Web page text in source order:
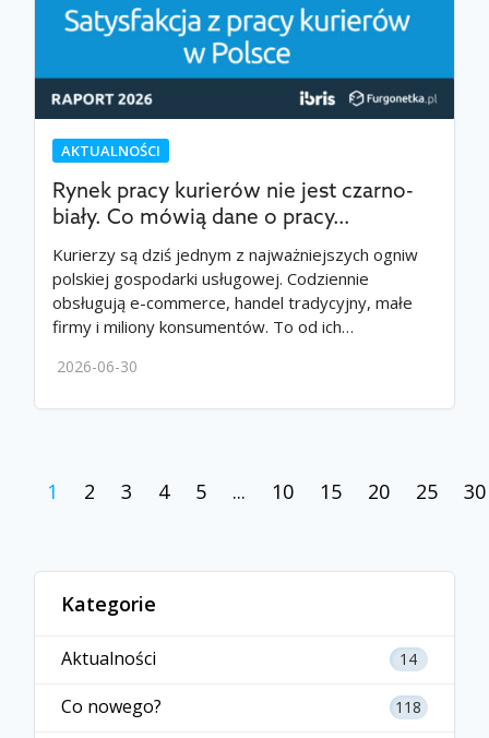
AKTUALNOŚCI
Rynek pracy kurierów nie jest czarno-
biały. Co mówią dane o pracy…
Kurierzy są dziś jednym z najważniejszych ogniw
polskiej gospodarki usługowej. Codziennie
obsługują e-commerce, handel tradycyjny, małe
firmy i miliony konsumentów. To od ich…
2026-06-30
1 2 3 4 5 ... 10 15 20 25 30
Kategorie
Aktualności 14
Co nowego? 118